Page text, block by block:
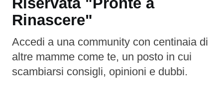
Rinascere"
Accedi a una community con centinaia di
altre mamme come te, un posto in cui
scambiarsi consigli, opinioni e dubbi.